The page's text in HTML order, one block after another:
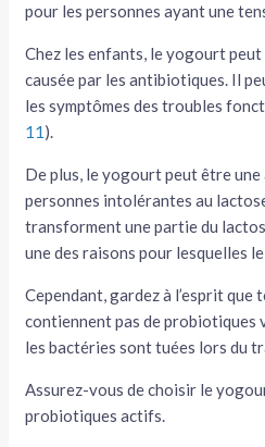
pour les personnes ayant une
Chez les enfants, le yogourt
causée par les antibiotiques. Il
les symptômes des troubles
11).
De plus, le yogourt peut être
personnes intolérantes au
transforment une partie du
une des raisons pour lesquelles
Cependant, gardez à l’esprit que
contiennent pas de probiotiques
les bactéries sont tuées lors du
Assurez-vous de choisir le
probiotiques actifs.